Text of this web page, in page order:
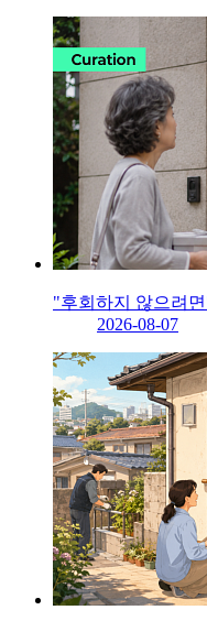
"후회하지 않으려
2026-08-07